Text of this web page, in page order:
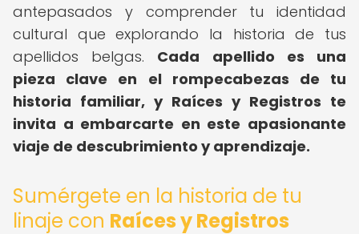
antepasados y comprender tu identidad
cultural que explorando la historia de tus
apellidos belgas. Cada apellido es una
pieza clave en el rompecabezas de tu
historia familiar, y Raíces y Registros te
invita a embarcarte en este apasionante
viaje de descubrimiento y aprendizaje.
Sumérgete en la historia de tu
linaje con Raíces y Registros